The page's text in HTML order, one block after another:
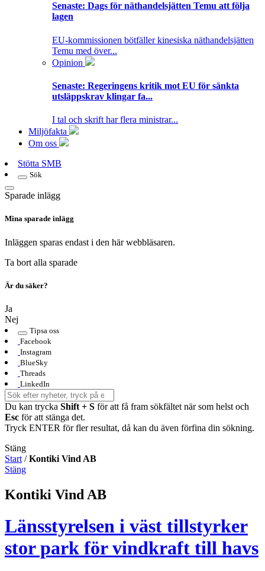
Senaste: Dags för näthandelsjätten Temu att följa
lagen
EU-kommissionen bötfäller kinesiska näthandelsjätten
Temu med över...
Opinion
Senaste: Regeringens kritik mot EU för sänkta
utsläppskrav klingar fa...
I tal och skrift har flera ministrar...
Miljöfakta
Om oss
Stötta SMB
Sök
Sparade inlägg
Mina sparade inlägg
Inläggen sparas endast i den här webbläsaren.
Ta bort alla sparade
Är du säker?
Ja
Nej
Tipsa oss
Facebook
Instagram
BlueSky
Threads
LinkedIn
Du kan trycka Shift + S för att få fram sökfältet när som helst och
Esc för att stänga det.
Tryck ENTER för fler resultat, då kan du även förfina din sökning.
Stäng
Start /Kontiki Vind AB
Stäng
Kontiki Vind AB
Länsstyrelsen i väst tillstyrker
stor park för vindkraft till havs